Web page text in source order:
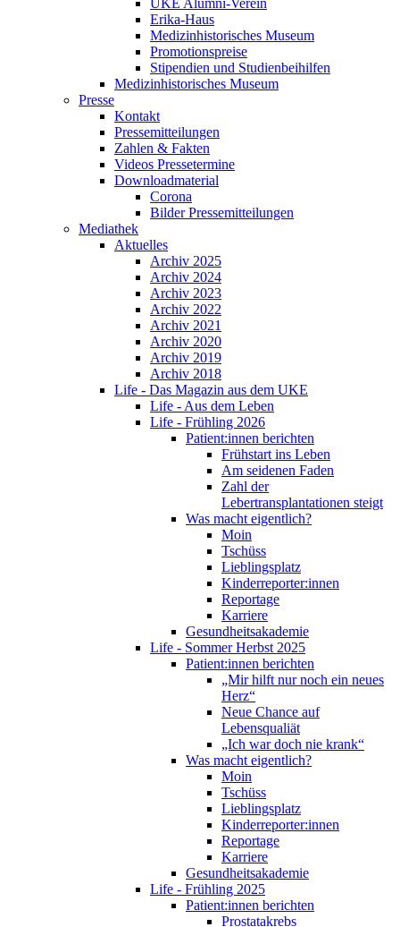
UKE Alumni-Verein
Erika-Haus
Medizinhistorisches Museum
Promotionspreise
Stipendien und Studienbeihilfen
Medizinhistorisches Museum
Presse
Kontakt
Pressemitteilungen
Zahlen & Fakten
Videos Pressetermine
Downloadmaterial
Corona
Bilder Pressemitteilungen
Mediathek
Aktuelles
Archiv 2025
Archiv 2024
Archiv 2023
Archiv 2022
Archiv 2021
Archiv 2020
Archiv 2019
Archiv 2018
Life - Das Magazin aus dem UKE
Life - Aus dem Leben
Life - Frühling 2026
Patient:innen berichten
Frühstart ins Leben
Am seidenen Faden
Zahl der
Lebertransplantationen steigt
Was macht eigentlich?
Moin
Tschüss
Lieblingsplatz
Kinderreporter:innen
Reportage
Karriere
Gesundheitsakademie
Life - Sommer Herbst 2025
Patient:innen berichten
„Mir hilft nur noch ein neues
Herz“
Neue Chance auf
Lebensqualiät
„Ich war doch nie krank“
Was macht eigentlich?
Moin
Tschüss
Lieblingsplatz
Kinderreporter:innen
Reportage
Karriere
Gesundheitsakademie
Life - Frühling 2025
Patient:innen berichten
Prostatakrebs